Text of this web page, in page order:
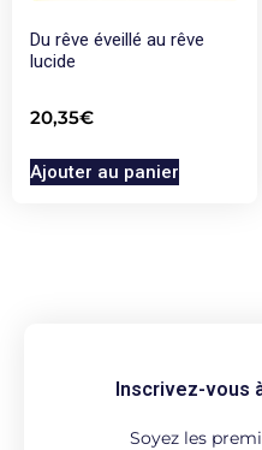
Du rêve éveillé au rêve
lucide
20,35€
Ajouter au panier
Inscrivez-vous
Soyez les